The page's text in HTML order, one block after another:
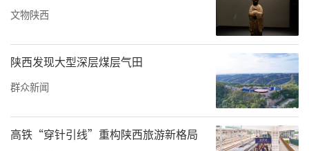
文物陕西
陕西发现大型深层煤层气田
群众新闻
高铁“穿针引线”重构陕西旅游新格局